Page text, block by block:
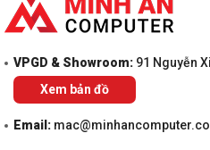
VPGD & Showroom: 91 Nguyễn
Xem bản đồ
Email: